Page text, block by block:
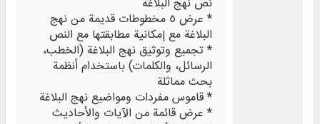
نص نهج البلاغة
* عرض ٥ مخطوطات قديمة من نهج
البلاغة مع إمكانية مطابقتها مع النص
* تجميع وتوثيق نهج البلاغة (الخطب،
الرسائل، والكلمات) باستخدام أنظمة
بحث مماثلة
* قاموس مفردات ومواضيع نهج البلاغة
* عرض قائمة من الآيات والأحاديث